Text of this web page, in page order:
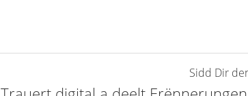
Sidd Dir